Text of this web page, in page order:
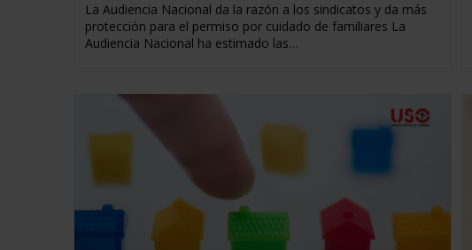
La Audiencia Nacional da la razón a los sindicatos y da más
protección para el permiso por cuidado de familiares La
Audiencia Nacional ha estimado las…